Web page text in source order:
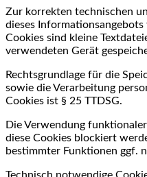
Zur korrekten technischen
dieses
Cookies sind kleine
verwendeten Gerät
Rechtsgrundlage für die
sowie die Verarbeitung
Cookies ist § 25 TTDSG.
Die Verwendung
diese Cookies blockiert
bestimmter Funktionen ggf.